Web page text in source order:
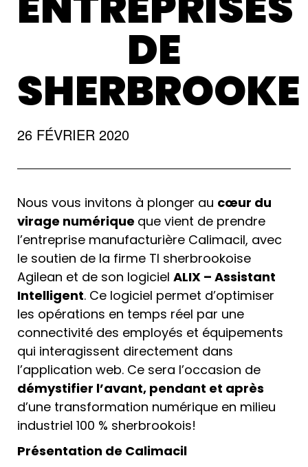
DE
SHERBROOKE
26 FÉVRIER 2020
Nous vous invitons à plonger au cœur du
virage numérique que vient de prendre
l’entreprise manufacturière Calimacil, avec
le soutien de la firme TI sherbrookoise
Agilean et de son logiciel ALIX – Assistant
Intelligent. Ce logiciel permet d’optimiser
les opérations en temps réel par une
connectivité des employés et équipements
qui interagissent directement dans
l’application web. Ce sera l’occasion de
démystifier l’avant, pendant et après
d’une transformation numérique en milieu
industriel 100 % sherbrookois!
Présentation de Calimacil